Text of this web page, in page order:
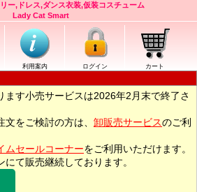
ー,ドレス,ダンス衣装,仮装コスチューム
Lady Cat Smart
利用案内 ログイン カート
ます小売サービスは2026年2月末で終了さ
をご検討の方は、 卸販売サービスのご利
ムセールコーナーをご利用いただけます。
て販売継続しております。